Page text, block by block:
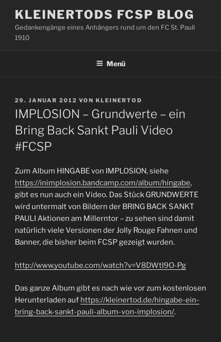
Inhalt
springen
KLEINERTODS FCSP BLOG
Gedankengänge eines Anhängers rund um den FC St. Pauli
1910
Menü
VERÖFFENTLICHT
AM
29. JANUAR 2012 VON KLEINERTOD
IMPLOSION – Grundwerte – ein
Bring Back Sankt Pauli Video
#FCSP
Zum Album HINGABE von IMPLOSION, siehe
https://inimplosion.bandcamp.com/album/hingabe,
gibt es nun auch ein Video. Das Stück GRUNDWERTE
wird untermalt von Bildern der BRING BACK SANKT
PAULI Aktionen am Millerntor – zu sehen sind damit
natürlich viele Versionen der Jolly Rouge Fahnen und
Banner, die bisher beim FCSP gezeigt wurden.
http://www.youtube.com/watch?v=V8DWtI9O-Pg
Das ganze Album gibt es nach wie vor zum kostenlosen
Herunterladen auf https://kleinertod.de/hingabe-ein-
bring-back-sankt-pauli-album-von-implosion/.